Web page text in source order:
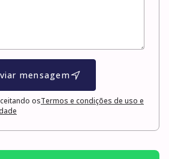
mensagem
osTermos e condições de uso e